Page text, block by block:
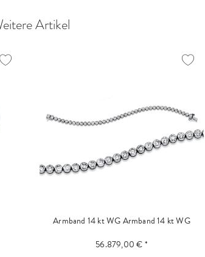
Artikel
Armband 14 kt WGArmband 14 kt WG
56.879,00 € *